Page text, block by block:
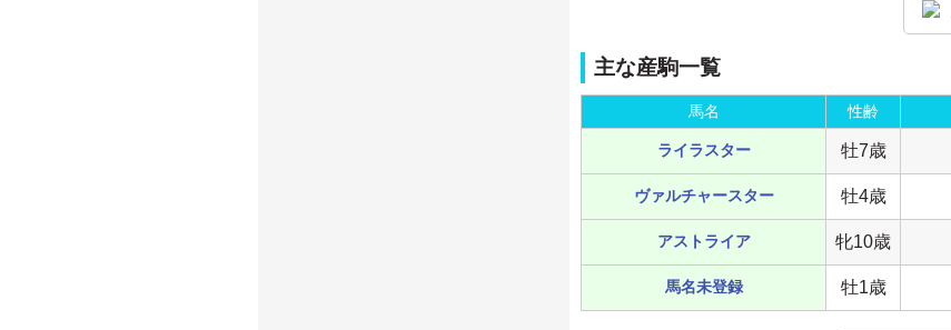
主な産駒一覧
馬名 性齢
ライラスター 牡7歳
ヴァルチャースター 牡4歳
アストライア 牝10歳
馬名未登録 牡1歳